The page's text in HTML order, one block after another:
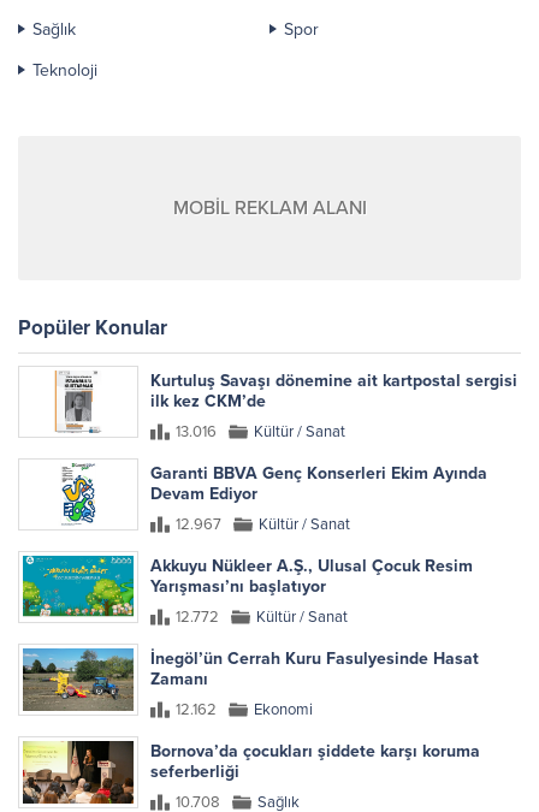
Sağlık
Spor
Teknoloji
MOBİL REKLAM ALANI
Popüler Konular
Kurtuluş Savaşı dönemine ait kartpostal sergisi
ilk kez CKM’de
13.016 Kültür / Sanat
Garanti BBVA Genç Konserleri Ekim Ayında
Devam Ediyor
12.967 Kültür / Sanat
Akkuyu Nükleer A.Ş., Ulusal Çocuk Resim
Yarışması’nı başlatıyor
12.772 Kültür / Sanat
İnegöl’ün Cerrah Kuru Fasulyesinde Hasat
Zamanı
12.162 Ekonomi
Bornova’da çocukları şiddete karşı koruma
seferberliği
10.708 Sağlık